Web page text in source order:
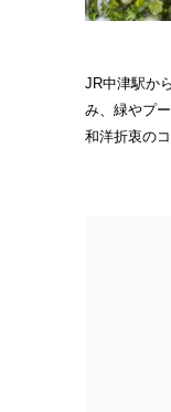
JR中津駅か
み、緑やプ
和洋折衷の